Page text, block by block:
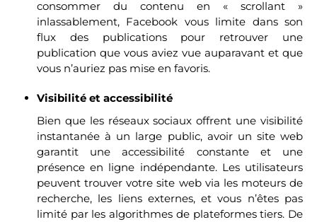
consommer du contenu en « scrollant »
inlassablement, Facebook vous limite dans son
flux des publications pour retrouver une
publication que vous aviez vue auparavant et que
vous n’auriez pas mise en favoris.
Visibilité et accessibilité
Bien que les réseaux sociaux offrent une visibilité
instantanée à un large public, avoir un site web
garantit une accessibilité constante et une
présence en ligne indépendante. Les utilisateurs
peuvent trouver votre site web via les moteurs de
recherche, les liens externes, et vous n’êtes pas
limité par les algorithmes de plateformes tiers. De